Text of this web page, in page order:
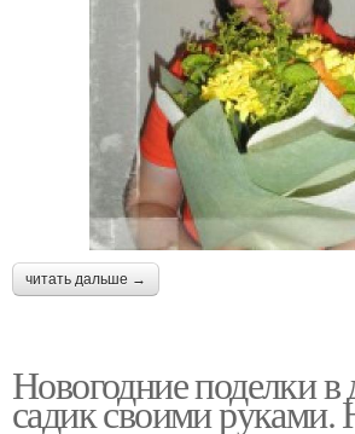
читать дальше →
Новогодние поделки в
садик своими руками.